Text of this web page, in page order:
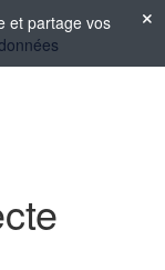
et partage vos